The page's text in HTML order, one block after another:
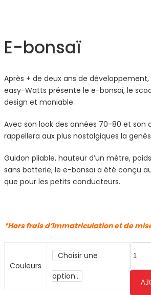
E-bonsaï
Après + de deux ans de
easy-Watts présente le e-bonsaï, le
design et maniable.
Avec son look des années 70-80 et son
rappellera aux plus nostalgiques la
Guidon pliable, hauteur d’un mètre,
sans batterie, le e-bonsaï a été conçu
que pour les petits conducteurs.
*Hors frais d’immatriculation et de
Couleurs
Choisir une
option…